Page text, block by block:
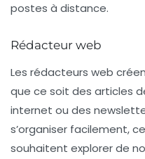
postes à distance.
Rédacteur web
Les rédacteurs web
que ce soit des articles
internet ou des
s’organiser facilement,
souhaitent explorer de